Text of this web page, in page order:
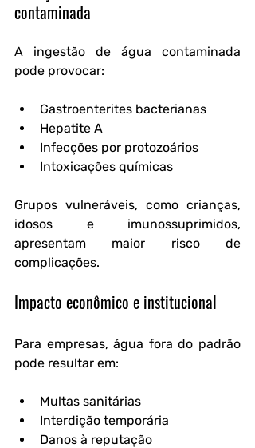
contaminada
A ingestão de água contaminada
pode provocar:
Gastroenterites bacterianas
Hepatite A
Infecções por protozoários
Intoxicações químicas
Grupos vulneráveis, como crianças,
idosos e imunossuprimidos,
apresentam maior risco de
complicações.
Impacto econômico e institucional
Para empresas, água fora do padrão
pode resultar em:
Multas sanitárias
Interdição temporária
Danos à reputação